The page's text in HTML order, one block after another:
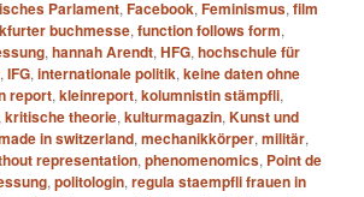
Parlament,Facebook,Feminismus,film
buchmesse,function follows form,
,hannah Arendt,HFG,hochschule für
,IFG,internationale politik,keine daten ohne
report,kleinreport,kolumnistin stämpfli,
,kritische theorie,kulturmagazin,Kunst und
in switzerland,mechanikkörper,militär,
representation,phenomenomics, Point de
,politologin,regula staempfli frauen in